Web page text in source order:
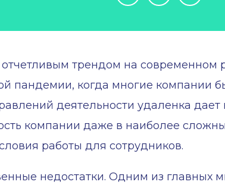
трендом на современном
пандемии, когда многие компании
деятельности удаленка
компании даже в наиболее
работы для сотрудников.
недостатки. Одним из главных